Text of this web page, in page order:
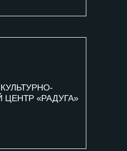
«РАДУГА»